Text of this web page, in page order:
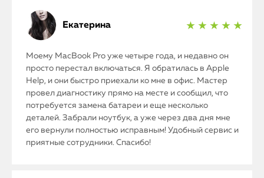
Екатерина ★ ★ ★ ★ ★
Моему MacBook Pro уже четыре года, и недавно он
просто перестал включаться. Я обратилась в Apple
Help, и они быстро приехали ко мне в офис. Мастер
провел диагностику прямо на месте и сообщил, что
потребуется замена батареи и еще несколько
деталей. Забрали ноутбук, а уже через два дня мне
его вернули полностью исправным! Удобный сервис и
приятные сотрудники. Спасибо!